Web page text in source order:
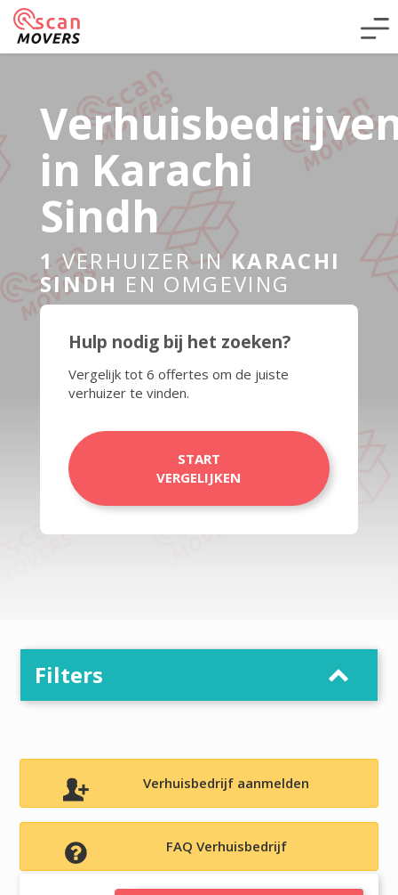
in Karachi
Sindh
1 VERHUIZER IN KARACHI
SINDH EN OMGEVING
Hulp nodig bij het zoeken?
Vergelijk tot 6 offertes om de juiste
verhuizer te vinden.
START
VERGELIJKEN
Filters
Verhuisbedrijf aanmelden
FAQ Verhuisbedrijf